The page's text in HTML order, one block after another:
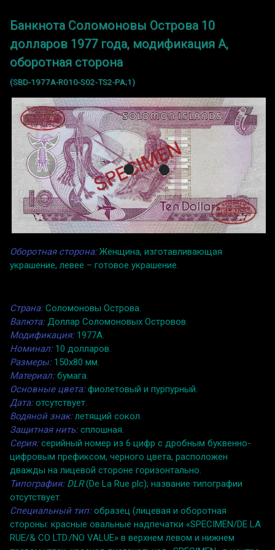
Банкнота Соломоновы Острова 10
долларов 1977 года, модификация A,
оборотная сторона
(SBD-1977A-R010-S02-TS2-PA;1)
Оборотная сторона:Женщина, изготавливающая
украшение, левее – готовое украшение.
Страна:Соломоновы Острова.
Валюта:Доллар Соломоновых Островов.
Модификация:1977A.
Номинал:10 долларов.
Размеры:150x80 мм.
Материал:бумага.
Основные цвета:фиолетовый и пурпурный.
Дата:отсутствует.
Водяной знак:летящий сокол.
Защитная нить:сплошная.
Серия:серийный номер из 6 цифр с дробным буквенно-
цифровым префиксом, черного цвета, расположен
дважды на лицевой стороне горизонтально.
Типография: DLR(De La Rue plc); название типографии
отсутствует.
Специальный тип:образец (лицевая и оборотная
стороны: красные овальные надпечатки «SPECIMEN/DE LA
RUE/& CO LTD./NO VALUE» в верхнем левом и нижнем